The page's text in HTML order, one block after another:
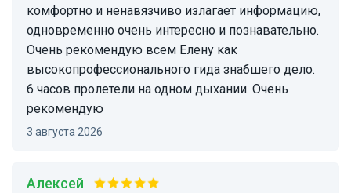
комфортно и ненавязчиво излагает информацию,
одновременно очень интересно и познавательно.
Очень рекомендую всем Елену как
высокопрофессионального гида знабшего дело.
6 часов пролетели на одном дыхании. Очень
рекомендую
3 августа 2026
Алексей